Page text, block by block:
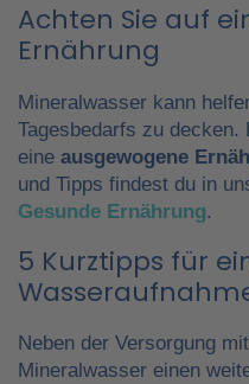
Achten Sie auf
Ernährung
Mineralwasser kann
Tagesbedarfs zu
eine ausgewogene
und Tipps findest du in
Gesunde Ernährung.
5 Kurztipps für
Neben der Versorgung
Mineralwasser einen